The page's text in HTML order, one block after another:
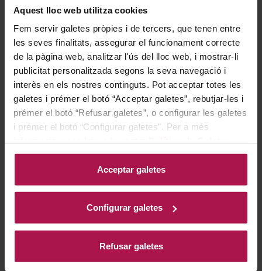
Aquest lloc web utilitza cookies
Fem servir galetes pròpies i de tercers, que tenen entre
les seves finalitats, assegurar el funcionament correcte
de la pàgina web, analitzar l'ús del lloc web, i mostrar-li
publicitat personalitzada segons la seva navegació i
interès en els nostres continguts. Pot acceptar totes les
galetes i prémer el botó “Acceptar galetes”, rebutjar-les i
prémer el botó “Refusar galetes”, o configurar les galetes
i prémer el botó “Configurar galetes”. Per a més
Acceptar galetes
Configurar galetes
Refusar galetes
moneu (una varietat ancestral recuperada) que ens mostra
lleugeres notes de criança en bota de roure.Els vins negres
no són només per a carns!
Vi rosat provençal
Château – Miraval Rosé | A.O.C. Côtes de
Provence | Cinsault, garnatxa negra, rolle,
syrah
refrescaran, mentre que tindrem un lligam aromàtic
gràcies al 5% del vi criat amb bota amb constants
Vi blanc jove
Jean Leon – 3055 Chardonnay | D.O. Penedès |